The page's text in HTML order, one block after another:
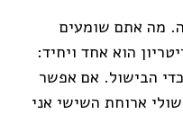
מה אתם שומעים
הוא אחד ויחיד:
הבישול. אם אפשר
ארוחת השישי אני